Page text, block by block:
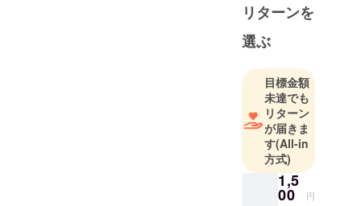
リターンを
選ぶ
目標金額
未達でも
リターン
が届きま
す(All-in
方式)
1,5
00 円